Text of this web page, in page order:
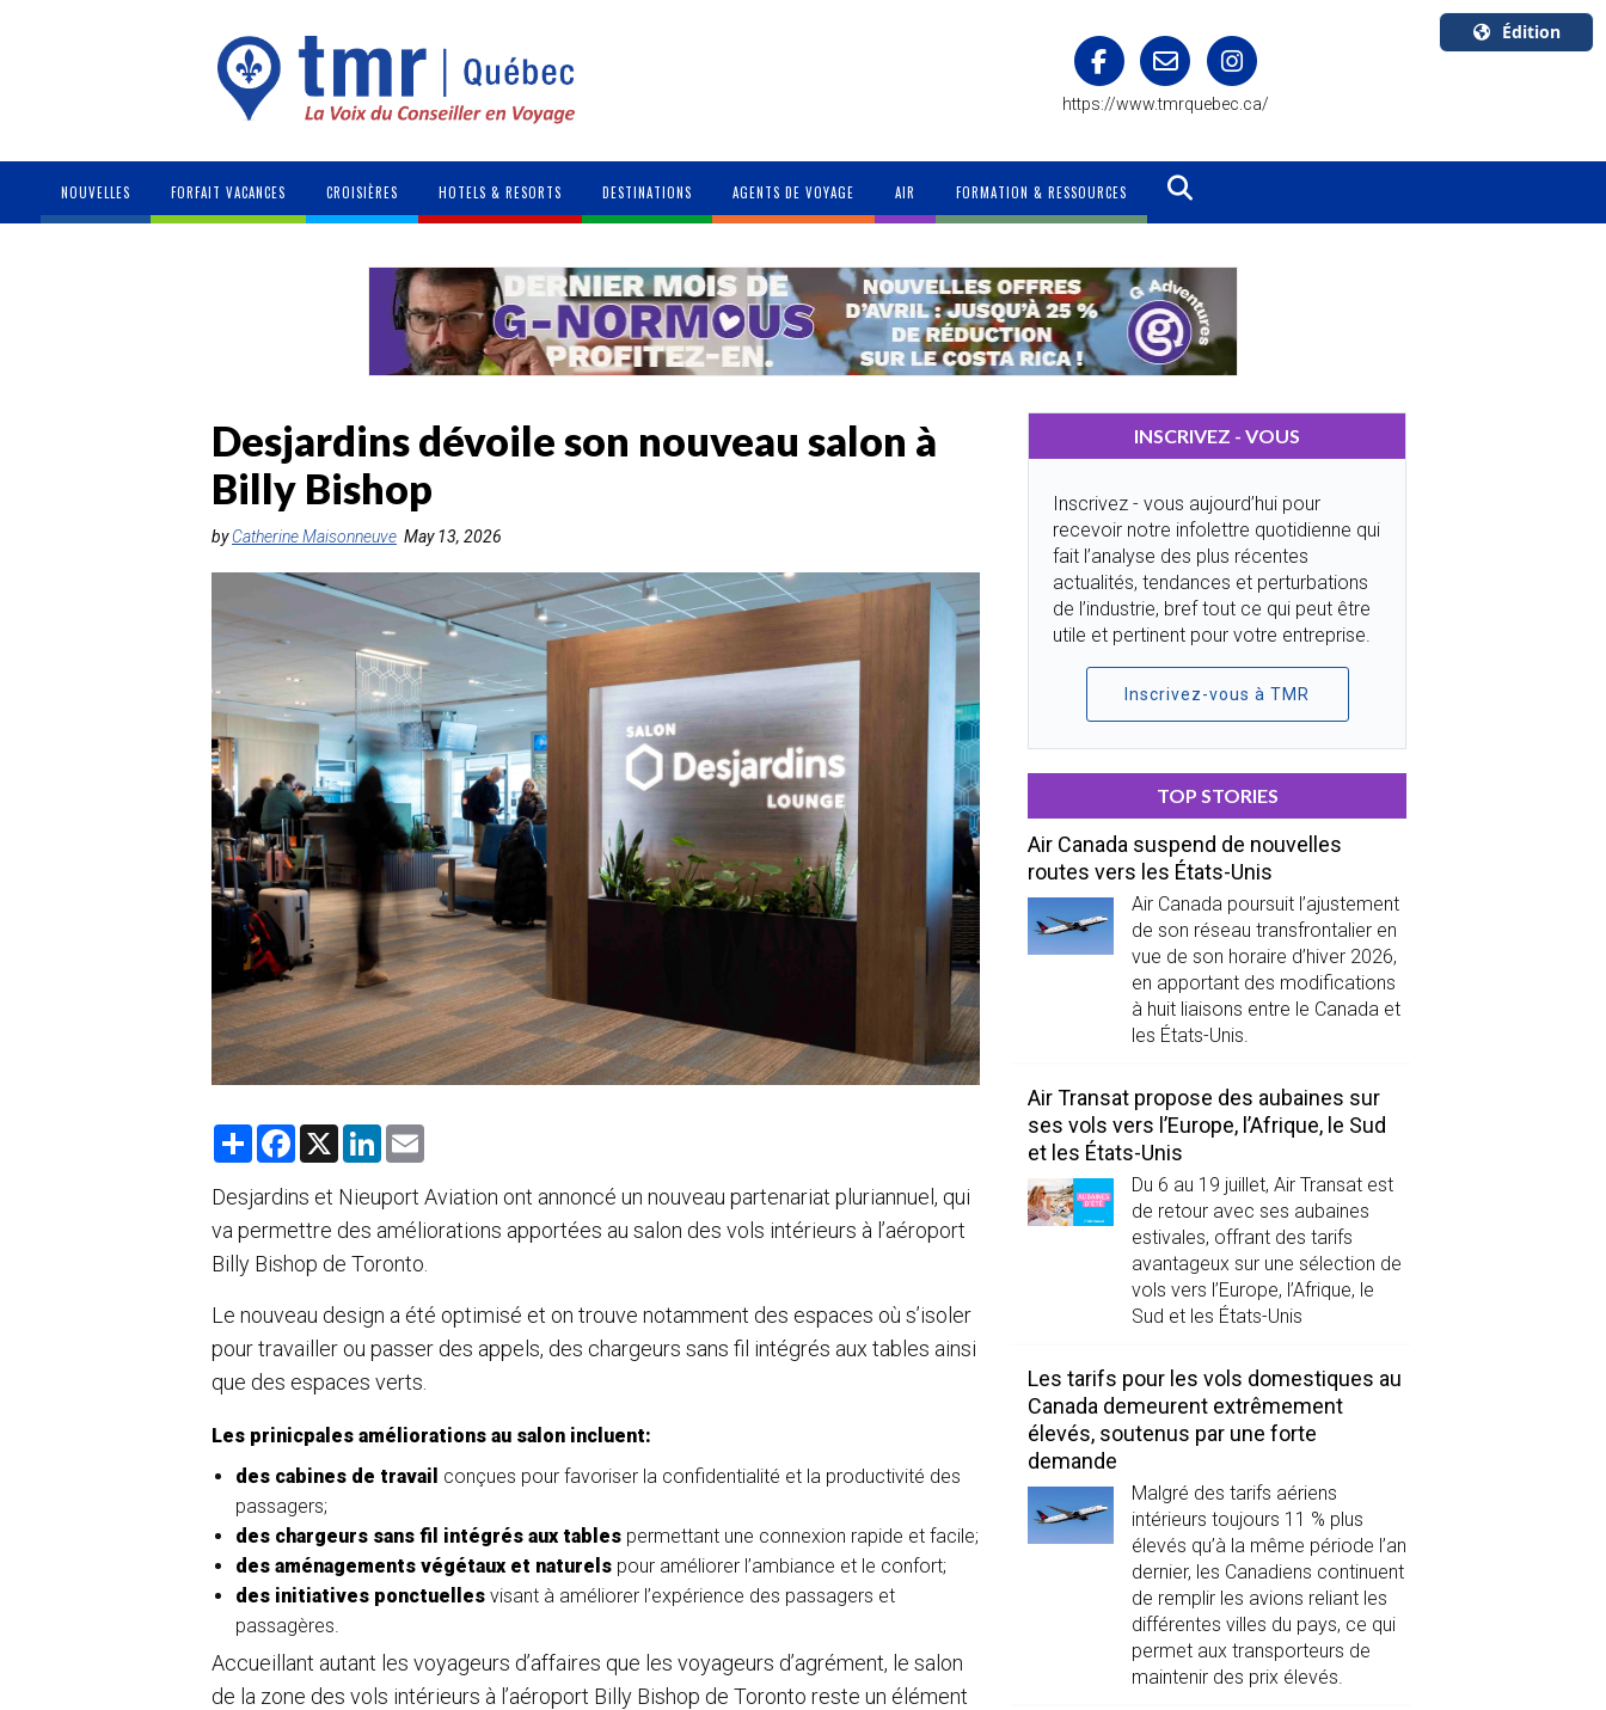
https://www.tmrquebec.ca/
Édition
Canada
NOUVELLES FORFAIT VACANCES CROISIÈRES HOTELS & RESORTS DESTINATIONS AGENTS DE VOYAGE AIR FORMATION & RESSOURCES
Desjardins dévoile son nouveau salon à
Billy Bishop
byCatherine Maisonneuve May 13, 2026
S
r
e
F
e
b
o
k
X
L
k
e
d
n
l
Desjardins et Nieuport Aviation ont annoncé un nouveau partenariat pluriannuel, qui
va permettre des améliorations apportées au salon des vols intérieurs à l’aéroport
Billy Bishop de Toronto.
Le nouveau design a été optimisé et on trouve notamment des espaces où s’isoler
pour travailler ou passer des appels, des chargeurs sans fil intégrés aux tables ainsi
que des espaces verts.
Les prinicpales améliorations au salon incluent:
des cabines de travail conçues pour favoriser la confidentialité et la productivité des
passagers;
des chargeurs sans fil intégrés aux tables permettant une connexion rapide et facile;
des aménagements végétaux et naturels pour améliorer l’ambiance et le confort;
des initiatives ponctuelles visant à améliorer l’expérience des passagers et
passagères.
Accueillant autant les voyageurs d’affaires que les voyageurs d’agrément, le salon
de la zone des vols intérieurs à l’aéroport Billy Bishop de Toronto reste un élément
INSCRIVEZ - VOUS
Inscrivez - vous aujourd’hui pour
recevoir notre infolettre quotidienne qui
fait l’analyse des plus récentes
actualités, tendances et perturbations
de l’industrie, bref tout ce qui peut être
utile et pertinent pour votre entreprise.
Inscrivez-vous à TMR
TOP STORIES
Air Canada suspend de nouvelles
routes vers les États-Unis
Air Canada poursuit l’ajustement
de son réseau transfrontalier en
vue de son horaire d’hiver 2026,
en apportant des modifications
à huit liaisons entre le Canada et
les États-Unis.
Air Transat propose des aubaines sur
ses vols vers l’Europe, l’Afrique, le Sud
et les États-Unis
Du 6 au 19 juillet, Air Transat est
de retour avec ses aubaines
estivales, offrant des tarifs
avantageux sur une sélection de
vols vers l’Europe, l’Afrique, le
Sud et les États-Unis
Les tarifs pour les vols domestiques au
Canada demeurent extrêmement
élevés, soutenus par une forte
demande
Malgré des tarifs aériens
intérieurs toujours 11 % plus
élevés qu’à la même période l’an
dernier, les Canadiens continuent
de remplir les avions reliant les
différentes villes du pays, ce qui
permet aux transporteurs de
maintenir des prix élevés.